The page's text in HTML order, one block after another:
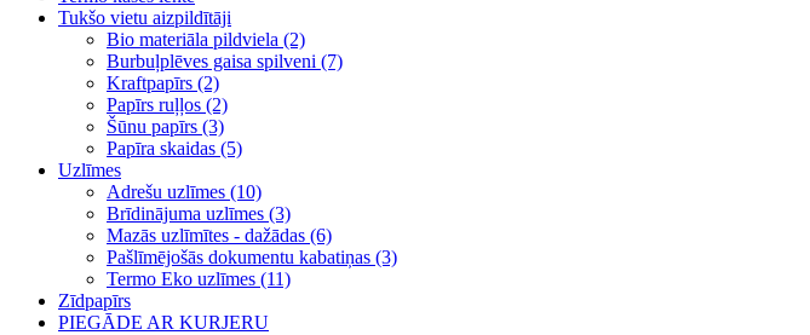
Tukšo vietu aizpildītāji
Bio materiāla pildviela (2)
Burbuļplēves gaisa spilveni (7)
Kraftpapīrs (2)
Papīrs ruļļos (2)
Šūnu papīrs (3)
Papīra skaidas (5)
Uzlīmes
Adrešu uzlīmes (10)
Brīdinājuma uzlīmes (3)
Mazās uzlīmītes - dažādas (6)
Pašlīmējošās dokumentu kabatiņas (3)
Termo Eko uzlīmes (11)
Zīdpapīrs
PIEGĀDE AR KURJERU